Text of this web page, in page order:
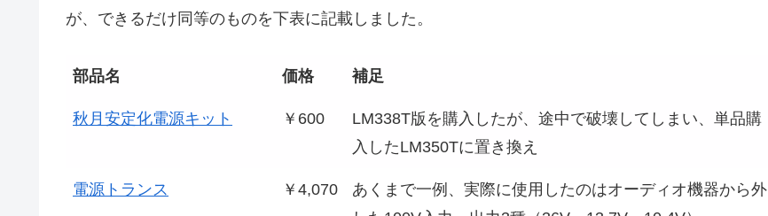
が、できるだけ同等のものを下表に記載しました。
部品名 価格 補足
秋月安定化電源キット ￥600
LM338T版を購入したが、途中で破壊してしまい、単品購
入したLM350Tに置き換え
電源トランス ￥4,070
あくまで一例、実際に使用したのはオーディオ機器から外